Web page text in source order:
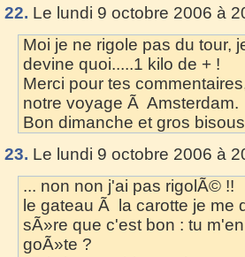
22. Le lundi 9 octobre 2006 à
Moi je ne rigole pas du tour,
devine quoi.....1 kilo de + !
Merci pour tes
notre voyage Ã Amsterdam.
Bon dimanche et gros
23. Le lundi 9 octobre 2006 à
... non non j'ai pas rigolÃ© !!
le gateau Ã la carotte je me
sÃ»re que c'est bon : tu
goÃ»te ?